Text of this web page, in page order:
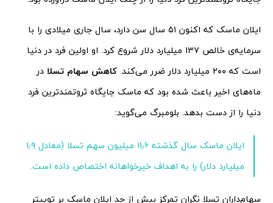
ایلان ماسک که اکنون ۵۱ سال سن دارد، سال جاری میلادی را با
سرمایه‌ی خالص ۱۳۷ میلیارد دلار شروع کرد. او اولین فرد در دنیا
است که ۲۰۰ میلیارد دلار ضرر می‌کند.
کاهش سهام تسلا در
ماه‌های اخیر باعث شده بود که ماسک جایگاه ثروتمندترین فرد
دنیا را از دست بدهد. بلومبرگ می‌گوید:
ایلان ماسک سال گذشته ۱۱٫۶ میلیون سهم تسلا (معادل ۱٫۹
میلیارد دلار) را به اهداف خیرخواهانه اختصاص داده است.
سهام‌داران تسلا نگران تمرکز بیش از حد ایلان ماسک بر توییتر